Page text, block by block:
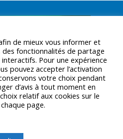
de mieux vous informer et
fonctionnalités de partage
Pour une expérience
pouvez accepter l’activation
votre choix pendant
d’avis à tout moment en
relatif aux cookies sur le
page.